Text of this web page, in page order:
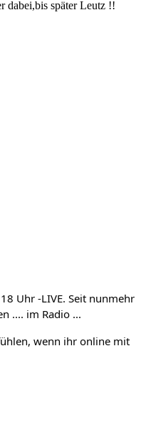
dabei,bis später Leutz !!
Uhr -LIVE. Seit nunmehr
.... im Radio ...
wenn ihr online mit